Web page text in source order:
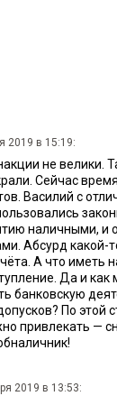
2019 в 15:19:
не велики.
Сейчас
Василий с
наличными, и
Абсурд какой-
А что иметь
Да и как
банковскую
По этой
привлекать —
2019 в 13:53: